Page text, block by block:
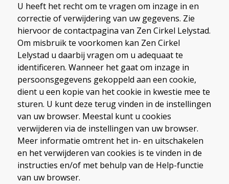
U heeft het recht om te vragen om inzage in en
correctie of verwijdering van uw gegevens. Zie
hiervoor de contactpagina van Zen Cirkel Lelystad.
Om misbruik te voorkomen kan Zen Cirkel
Lelystad u daarbij vragen om u adequaat te
identificeren. Wanneer het gaat om inzage in
persoonsgegevens gekoppeld aan een cookie,
dient u een kopie van het cookie in kwestie mee te
sturen. U kunt deze terug vinden in de instellingen
van uw browser. Meestal kunt u cookies
verwijderen via de instellingen van uw browser.
Meer informatie omtrent het in- en uitschakelen
en het verwijderen van cookies is te vinden in de
instructies en/of met behulp van de Help-functie
van uw browser.